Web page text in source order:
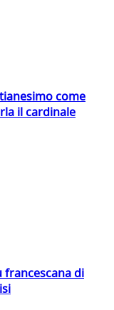
come
il cardinale
francescana di